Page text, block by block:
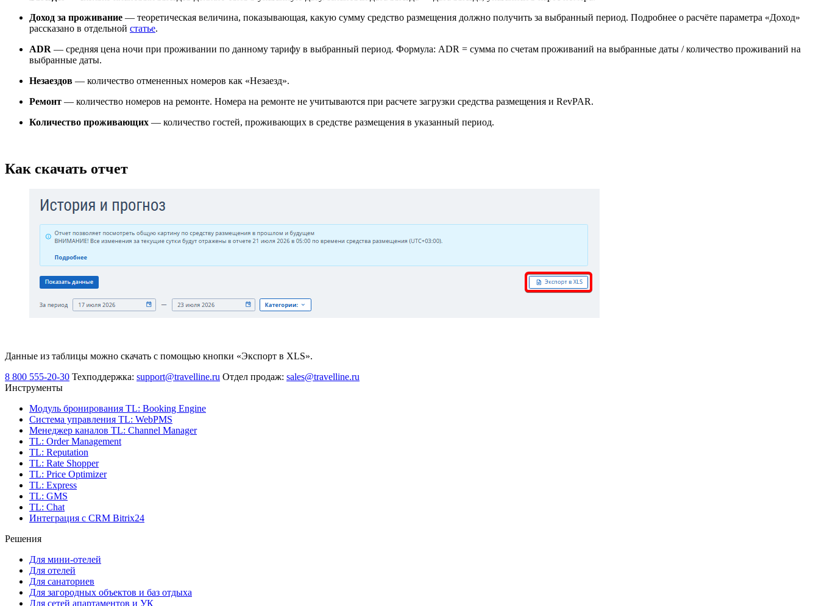
Доход за проживание — теоретическая величина, показывающая, какую сумму средство размещения должно получить за выбранный период. Подробнее о расчёте параметра «Доход»
рассказано в отдельной статье.
ADR — средняя цена ночи при проживании по данному тарифу в выбранный период. Формула: ADR = сумма по счетам проживаний на выбранные даты / количество проживаний на
выбранные даты.
Незаездов — количество отмененных номеров как «Незаезд».
Ремонт — количество номеров на ремонте. Номера на ремонте не учитываются при расчете загрузки средства размещения и RevPAR.
Количество проживающих — количество гостей, проживающих в средстве размещения в указанный период.
Как скачать отчет
Данные из таблицы можно скачать с помощью кнопки «Экспорт в XLS».
8 800 555-20-30 Техподдержка: support@travelline.ru Отдел продаж: sales@travelline.ru
Инструменты
Модуль бронирования TL: Booking Engine
Система управления TL: WebPMS
Менеджер каналов TL: Channel Manager
TL: Order Management
TL: Reputation
TL: Rate Shopper
TL: Price Optimizer
TL: Express
TL: GMS
TL: Chat
Интеграция с CRM Bitrix24
Решения
Для мини-отелей
Для отелей
Для санаториев
Для загородных объектов и баз отдыха
Для сетей апартаментов и УК